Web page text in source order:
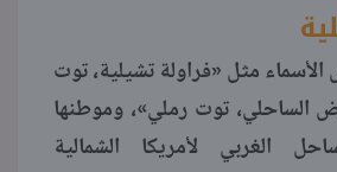
مثل «فراولة تشيلية، توت
الساحلي، توت رملي»، وموطنها
الغربي لأمريكا الشمالية